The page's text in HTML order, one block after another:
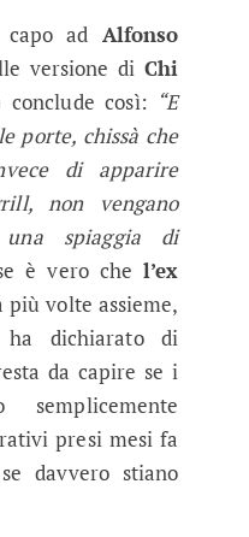
ad Alfonso
versione diChi
conclude così: “E
porte, chissà che
di apparire
non vengano
spiaggia di
è vero chel’ex
volte assieme,
ha dichiarato di
da capire se i
presi mesi fa
davvero stiano